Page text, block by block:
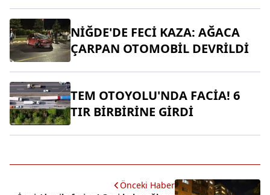
NİĞDE'DE FECİ KAZA: AĞACA
ÇARPAN OTOMOBİL DEVRİLDİ
TEM OTOYOLU'NDA FACİA! 6
TIR BİRBİRİNE GİRDİ
Önceki Haber